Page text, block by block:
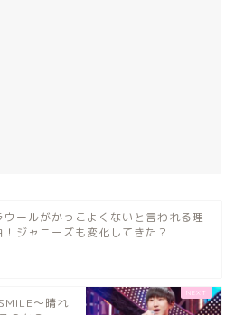
ウールがかっこよくないと言われる理
！ジャニーズも変化してきた？
～晴れ